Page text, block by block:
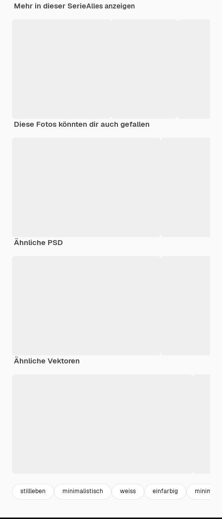
Mehr in dieser SerieAlles anzeigen
Diese Fotos könnten dir auch gefallen
Ähnliche PSD
Ähnliche Vektoren
stillleben minimalistisch weiss einfarbig minimal